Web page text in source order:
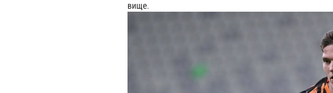
вище.